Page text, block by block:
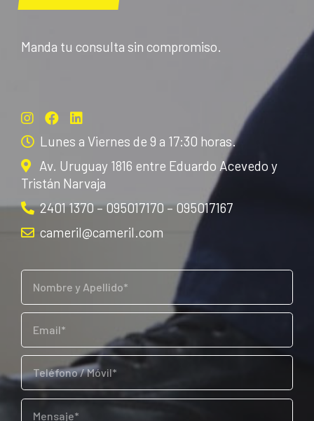
Manda tu consulta sin compromiso.
Lunes a Viernes de 9 a 17:30 horas.
Av. Uruguay 1816 entre Eduardo Acevedo y
Tristán Narvaja
2401 1370 – 095017170 – 095017167
cameril@cameril.com